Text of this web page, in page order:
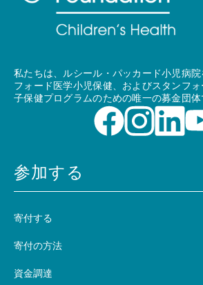
私たちは、ルシール・パッカード小児病
フォード医学小児保健、およびスタンフ
子保健プログラムのための唯一の募金団体
参加する
寄付する
寄付の方法
資金調達